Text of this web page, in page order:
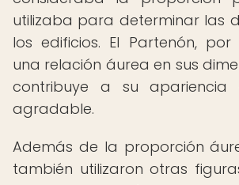
utilizaba para determinar las
los edificios. El Partenón, por
una relación áurea en sus
contribuye a su apariencia
agradable.
Además de la proporción
también utilizaron otras